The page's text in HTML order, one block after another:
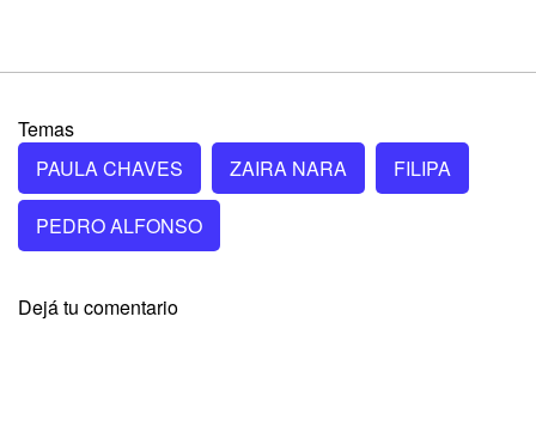
Temas
PAULA CHAVES
ZAIRA NARA FILIPA
PEDRO ALFONSO
Dejá tu comentario